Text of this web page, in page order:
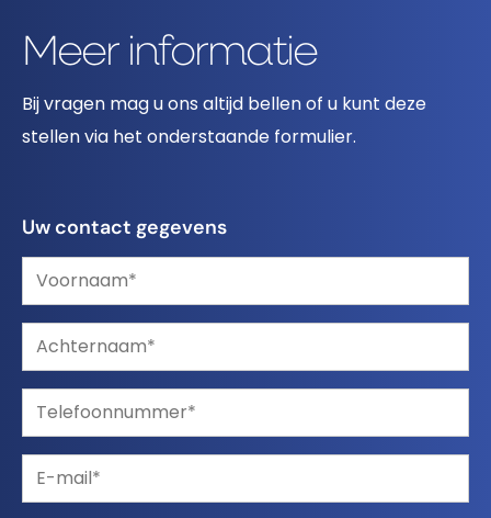
Uw contact gegevens
Meer informatie
Bij vragen mag u ons altijd bellen of u kunt deze
stellen via het onderstaande formulier.